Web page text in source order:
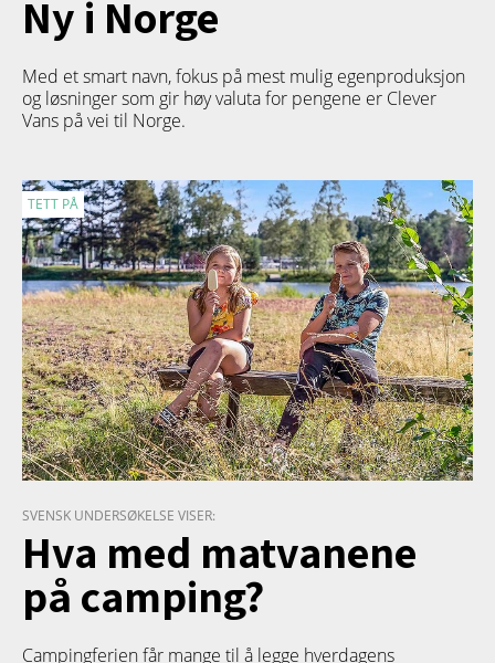
Ny i Norge
Med et smart navn, fokus på mest mulig egenproduksjon
og løsninger som gir høy valuta for pengene er Clever
Vans på vei til Norge.
TETT PÅ
SVENSK UNDERSØKELSE VISER:
Hva med matvanene
på camping?
Campingferien får mange til å legge hverdagens